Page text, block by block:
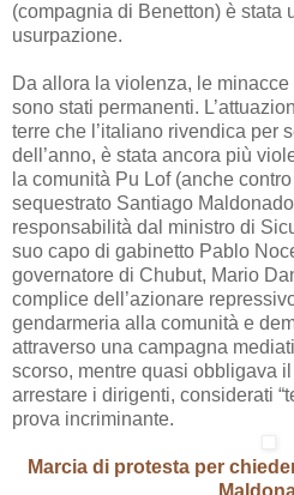
(compagnia di Benetton) è stata
usurpazione.
Da allora la violenza, le
sono stati permanenti.
terre che l’italiano rivendica per
dell’anno, è stata ancora più
la comunità Pu Lof (anche
sequestrato Santiago
responsabilità dal ministro di
suo capo di gabinetto Pablo
governatore di Chubut, Mario
complice dell’azionare
gendarmeria alla comunità e
attraverso una campagna
scorso, mentre quasi obbligava
arrestare i dirigenti, considerati
prova incriminante.
Marcia di protesta per